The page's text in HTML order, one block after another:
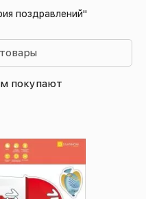
поздравлений"
покупают